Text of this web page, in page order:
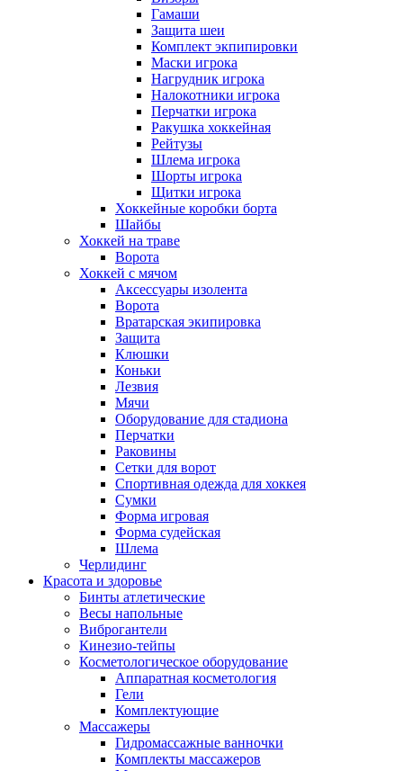
Гамаши
Защита шеи
Комплект экпипировки
Маски игрока
Нагрудник игрока
Налокотники игрока
Перчатки игрока
Ракушка хоккейная
Рейтузы
Шлема игрока
Шорты игрока
Щитки игрока
Хоккейные коробки борта
Шайбы
Хоккей на траве
Ворота
Хоккей с мячом
Аксессуары изолента
Ворота
Вратарская экипировка
Защита
Клюшки
Коньки
Лезвия
Мячи
Оборудование для стадиона
Перчатки
Раковины
Сетки для ворот
Спортивная одежда для хоккея
Сумки
Форма игровая
Форма судейская
Шлема
Черлидинг
Красота и здоровье
Бинты атлетические
Весы напольные
Виброгантели
Кинезио-тейпы
Косметологическое оборудование
Аппаратная косметология
Гели
Комплектующие
Массажеры
Гидромассажные ванночки
Комплекты массажеров